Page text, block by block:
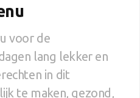
voor de
lang lekker en
in dit
te maken, gezond,